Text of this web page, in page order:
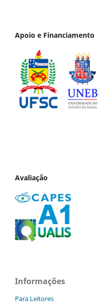
Apoio e Financiamento
Avaliação
Informações
Para Leitores